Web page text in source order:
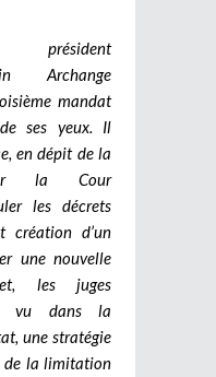
président
Archange
mandat
ses yeux. Il
en dépit de la
la Cour
les décrets
création d’un
une nouvelle
les juges
vu dans la
une stratégie
de la limitation